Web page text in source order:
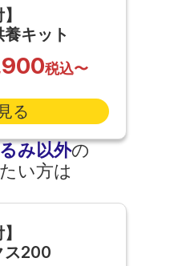
養キット
税込〜
る
み以外の
い方は
ス200